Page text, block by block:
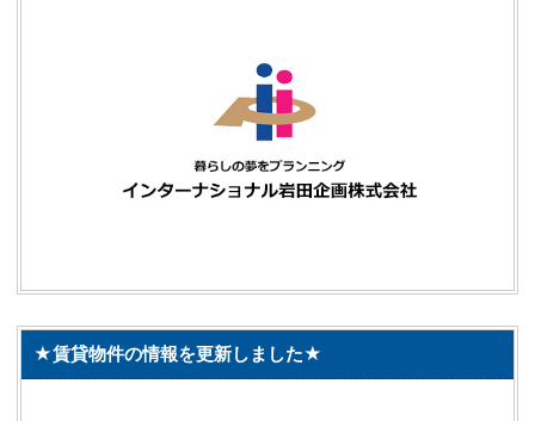
★賃貸物件の情報を更新しました★